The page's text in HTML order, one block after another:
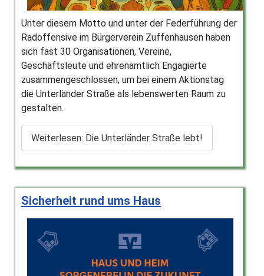
Unter diesem Motto und unter der Federführung der
Radoffensive im Bürgerverein Zuffenhausen haben
sich fast 30 Organisationen, Vereine,
Geschäftsleute und ehrenamtlich Engagierte
zusammengeschlossen, um bei einem Aktionstag
die Unterländer Straße als lebenswerten Raum zu
gestalten.
Weiterlesen: Die Unterländer Straße lebt!
Sicherheit rund ums Haus